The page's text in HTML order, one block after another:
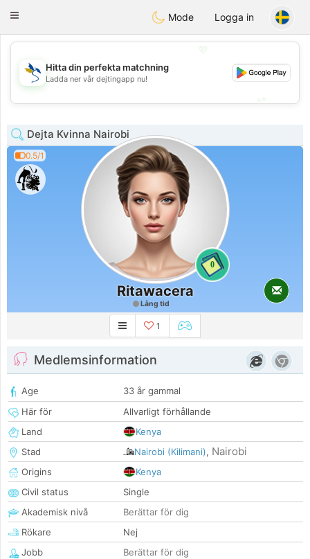
SvenskaDating
Toggle
Mode Logga in
💖
💕
Hitta din perfekta matchning
Ladda ner vår dejtingapp nu!
Dejta Kvinna Nairobi
0.5/1
0
Ritawacera
Lång tid
1
Medlemsinformation
Age
33 år gammal
Här för
Allvarligt förhållande
Land
Kenya
Stad
Nairobi (Kilimani), Nairobi
Origins
Kenya
Civil status
Single
Akademisk nivå
Berättar för dig
Rökare
Nej
Jobb
Berättar för dig